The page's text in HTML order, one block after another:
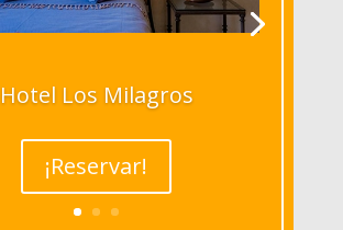
Hotel Los Milagros
¡Reservar!